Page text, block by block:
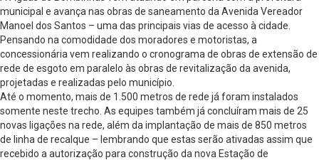
municipal e avança nas obras de saneamento da Avenida Vereador
Manoel dos Santos – uma das principais vias de acesso à cidade.
Pensando na comodidade dos moradores e motoristas, a
concessionária vem realizando o cronograma de obras de extensão de
rede de esgoto em paralelo às obras de revitalização da avenida,
projetadas e realizadas pelo município.
Até o momento, mais de 1.500 metros de rede já foram instalados
somente neste trecho. As equipes também já concluíram mais de 25
novas ligações na rede, além da implantação de mais de 850 metros
de linha de recalque – lembrando que estas serão ativadas assim que
recebido a autorização para construção da nova Estação de